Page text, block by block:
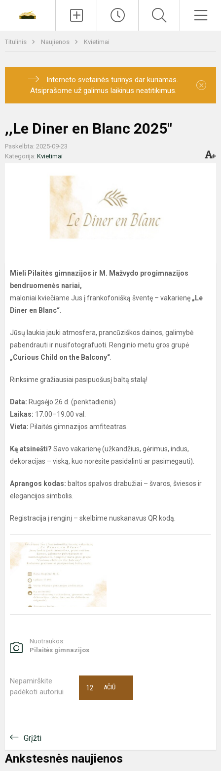
Titulinis Naujienos Kvietimai
Interneto svetainės turinys dar kuriamas.
Atsiprašome už galimus laikinus neatitikimus.
×
,,Le Diner en Blanc 2025"
Paskelbta: 2025-09-23
Kategorija: Kvietimai
Mieli Pilaitės gimnazijos ir M. Mažvydo progimnazijos
bendruomenės nariai,
maloniai kviečiame Jus į frankofonišką šventę – vakarienę „Le
Diner en Blanc“
Jūsų laukia jauki atmosfera, prancūziškos dainos, galimybė
pabendrauti ir nusifotografuoti. Renginio metu gros grupė
„Curious Child on the Balcony“
Rinksime gražiausiai pasipuošusį baltą stalą!
Data: Rugsėjo 26 d. (penktadienis)
Laikas: 17.00–19.00 val.
Vieta: Pilaitės gimnazijos amfiteatras.
Ką atsinešti? Savo vakarienę (užkandžius, gėrimus, indus,
dekoracijas – viską, kuo norėsite pasidalinti ar pasimėgauti).
Aprangos kodas: baltos spalvos drabužiai – švaros, šviesos ir
elegancijos simbolis.
Registracija į renginį – skelbime nuskanavus QR kodą.
Nuotraukos:
Pilaitės gimnazijos
Nepamirškite
padėkoti autoriui
AČIŪ
12
Grįžti
Ankstesnės naujienos